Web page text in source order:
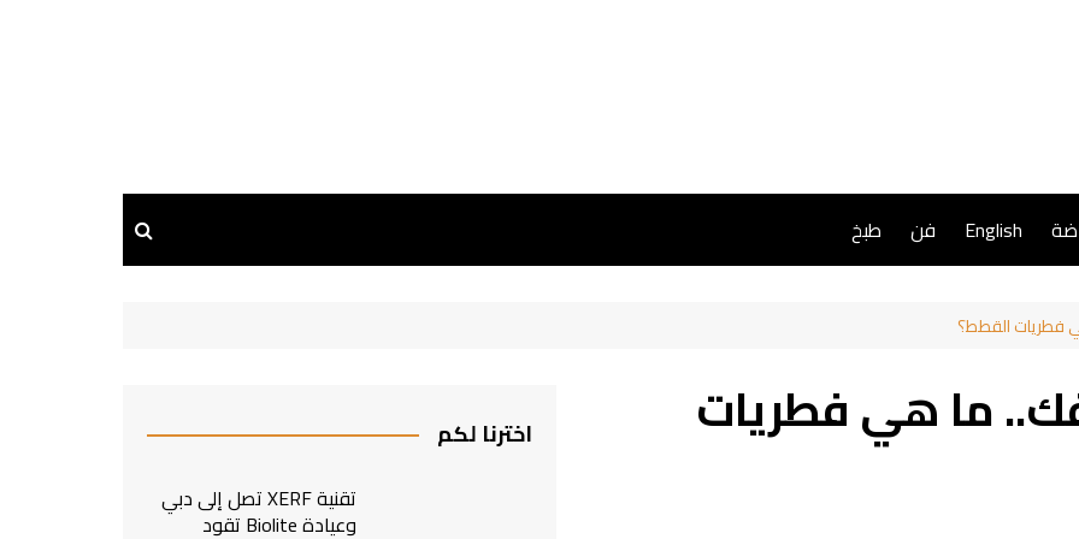
English فن طبخ
فطريات القطط؟
ما هي فطريات اخترنا لكم
تقنية XERF تصل إلى دبي
وعيادة Biolite تقود